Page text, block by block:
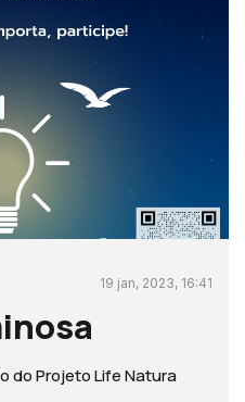
19 jan, 2023, 16:41
do Projeto Life Natura